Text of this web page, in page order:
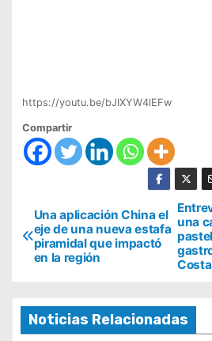
https://youtu.be/bJIXYW4lEFw
Compartir
N
a
g
a
una
Costa
Una aplicación China el
eje de una nueva estafa
piramidal que impactó
en la región
Noticias Relacionadas